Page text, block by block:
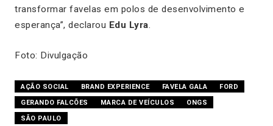
transformar favelas em polos de desenvolvimento e
esperança”, declarou Edu Lyra.
Foto: Divulgação
AÇÃO SOCIAL BRAND EXPERIENCE FAVELA GALA
FORD
GERANDO FALCÕES
MARCA DE VEÍCULOS
ONGS
SÃO PAULO